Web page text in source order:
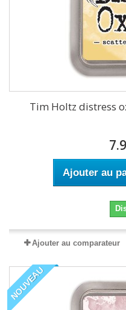
Tim Holtz distress
Ajouter au
Ajouter au comparateur
NOUVEAU